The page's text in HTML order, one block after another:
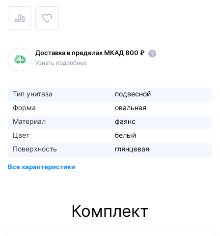
Доставка в пределах МКАД 800 ₽
Узнать подробнее
Тип унитаза
подвесной
Форма
овальная
Материал
фаянс
Цвет
белый
Поверхность
глянцевая
Комплект